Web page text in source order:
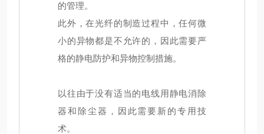
的管理。
此外，在光纤的制造过程中，任何微
小的异物都是不允许的，因此需要严
格的静电防护和异物控制措施。
以往由于没有适当的电线用静电消除
器和除尘器，因此需要新的专用技
术。